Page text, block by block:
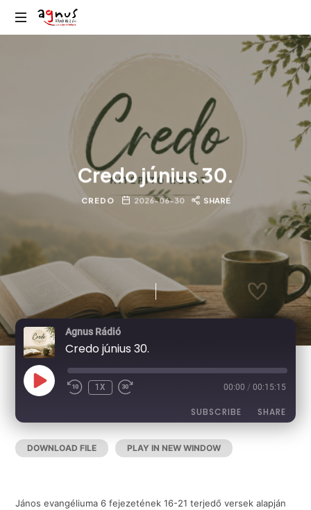
Agnus
Credo június 30.
CREDO 2026-06-30 SHARE
Agnus Rádió
Credo június 30.
PLAY
EPISODE 1X 00:00 / 00:15:15
SUBSCRIBE SHARE
SHARE
DOWNLOAD FILE | PLAY IN NEW WINDOW
János evangéliuma 6 fejezetének 16-21 terjedő versek alapján